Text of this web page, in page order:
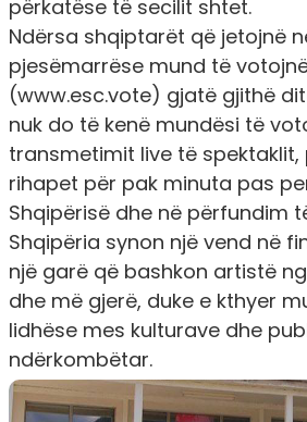
përkatëse të secilit shtet.
Ndërsa shqiptarët që jetojnë
pjesëmarrëse mund të
(www.esc.vote) gjatë gjithë
nuk do të kenë mundësi të
transmetimit live të
rihapet për pak minuta pas
Shqipërisë dhe në përfundim
Shqipëria synon një vend në
një garë që bashkon artistë
dhe më gjerë, duke e kthyer
lidhëse mes kulturave dhe
ndërkombëtar.